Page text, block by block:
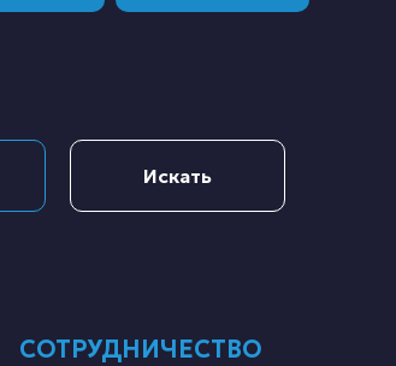
Искать
СОТРУДНИЧЕСТВО